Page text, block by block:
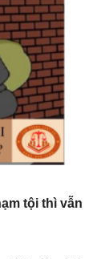
tội thì vẫn